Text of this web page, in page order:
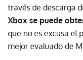
través de descarga
Xbox se puede
que no es excusa el
mejor evaluado de